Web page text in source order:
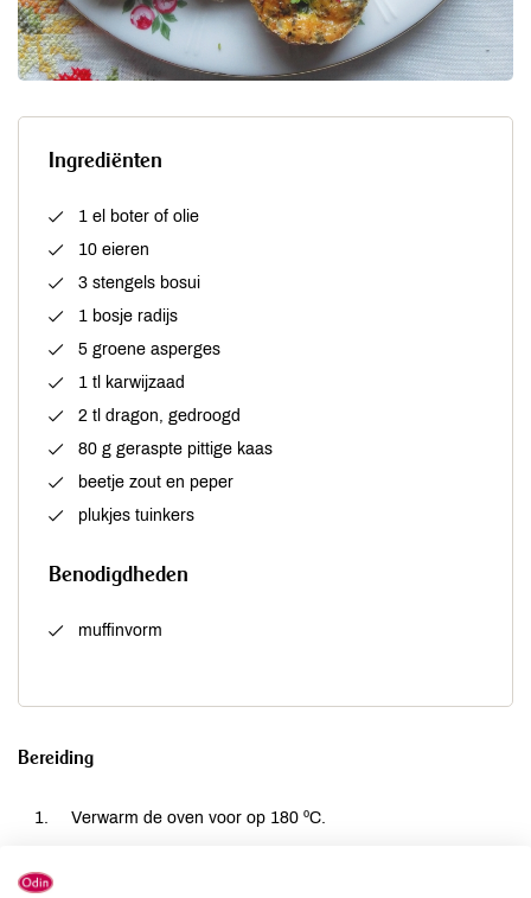
Ingrediënten
1 el boter of olie
10 eieren
3 stengels bosui
1 bosje radijs
5 groene asperges
1 tl karwijzaad
2 tl dragon, gedroogd
80 g geraspte pittige kaas
beetje zout en peper
plukjes tuinkers
Benodigdheden
muffinvorm
Bereiding
Verwarm de oven voor op 180 ºC.